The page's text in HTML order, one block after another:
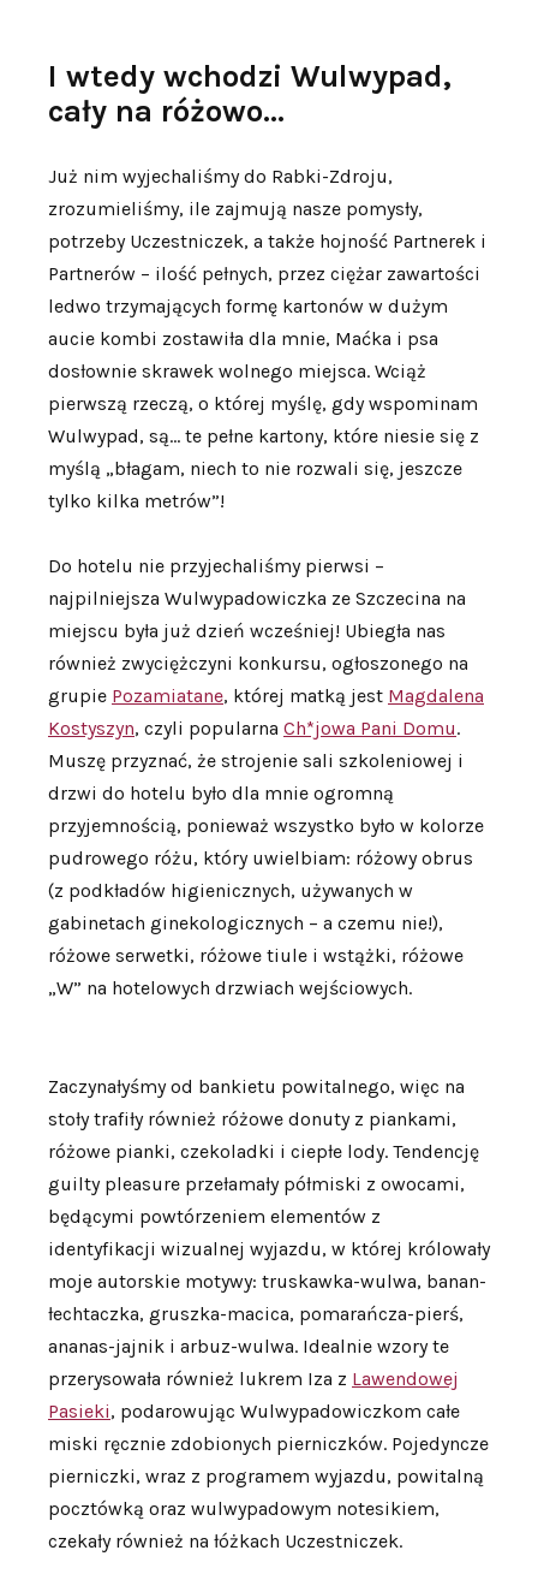
I wtedy wchodzi Wulwypad,
cały na różowo…
Już nim wyjechaliśmy do Rabki-Zdroju,
zrozumieliśmy, ile zajmują nasze pomysły,
potrzeby Uczestniczek, a także hojność Partnerek i
Partnerów – ilość pełnych, przez ciężar zawartości
ledwo trzymających formę kartonów w dużym
aucie kombi zostawiła dla mnie, Maćka i psa
dosłownie skrawek wolnego miejsca. Wciąż
pierwszą rzeczą, o której myślę, gdy wspominam
Wulwypad, są… te pełne kartony, które niesie się z
myślą „błagam, niech to nie rozwali się, jeszcze
tylko kilka metrów”!
Do hotelu nie przyjechaliśmy pierwsi –
najpilniejsza Wulwypadowiczka ze Szczecina na
miejscu była już dzień wcześniej! Ubiegła nas
również zwyciężczyni konkursu, ogłoszonego na
grupie Pozamiatane, której matką jest Magdalena
Kostyszyn, czyli popularna Ch*jowa Pani Domu.
Muszę przyznać, że strojenie sali szkoleniowej i
drzwi do hotelu było dla mnie ogromną
przyjemnością, ponieważ wszystko było w kolorze
pudrowego różu, który uwielbiam: różowy obrus
(z podkładów higienicznych, używanych w
gabinetach ginekologicznych – a czemu nie!),
różowe serwetki, różowe tiule i wstążki, różowe
„W” na hotelowych drzwiach wejściowych.
Zaczynałyśmy od bankietu powitalnego, więc na
stoły trafiły również różowe donuty z piankami,
różowe pianki, czekoladki i ciepłe lody. Tendencję
guilty pleasure przełamały półmiski z owocami,
będącymi powtórzeniem elementów z
identyfikacji wizualnej wyjazdu, w której królowały
moje autorskie motywy: truskawka-wulwa, banan-
łechtaczka, gruszka-macica, pomarańcza-pierś,
ananas-jajnik i arbuz-wulwa. Idealnie wzory te
przerysowała również lukrem Iza z Lawendowej
Pasieki, podarowując Wulwypadowiczkom całe
miski ręcznie zdobionych pierniczków. Pojedyncze
pierniczki, wraz z programem wyjazdu, powitalną
pocztówką oraz wulwypadowym notesikiem,
czekały również na łóżkach Uczestniczek.